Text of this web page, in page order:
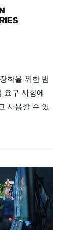
착을 위한 범
요구 사항에
사용할 수 있